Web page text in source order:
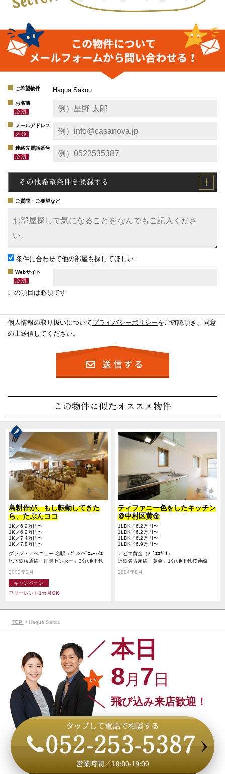
ご希望物件 Haqua Sakou
お名前
メールアドレス
連絡先電話番号
その他希望条件を登録する
ご質問・ご要望など
条件に合わせて他の部屋も探してほしい
Webサイト
この項目は必須です
個人情報の取り扱いについてプライバシーポリシーをご確認頂き、同意
の上送信してください。
この物件に似たオススメ物件
島耕作が、もし転勤してきた
ら、たぶんココ
1K／6.2万円〜
1K／6.2万円〜
1K／7.4万円〜
1K／7.8万円〜
グラン・アベニュー 名駅（ｸﾞﾗﾝｱﾍﾞﾆｭｰﾒｲｴ
ｷ）
地下鉄桜通線「国際センター」3分/地下鉄
12分/名鉄名古屋本線「名鉄名古屋」11分/
近鉄名古屋線「名古屋」12分
2002年2月
キャンペーン
フリーレント1カ月OK!
ティファニー色をしたキッチン
＠中村区黄金
1LDK／6.2万円〜
1LDK／6.2万円〜
1LDK／6.2万円〜
1LDK／6.9万円〜
アピエ黄金（ｱﾋﾟｴｺｶﾞﾈ）
近鉄名古屋線「黄金」1分/地下鉄桜通線
2004年8月
TOP Haqua Sakou
本日
8 月 7 日
飛び込み来店歓迎！